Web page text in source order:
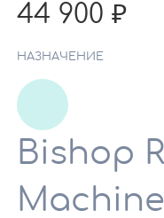
44 900
НАЗНАЧЕНИЕ
Bishop